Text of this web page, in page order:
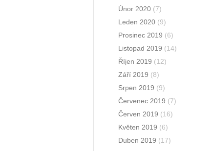
Únor 2020 (7)
Leden 2020 (9)
Prosinec 2019 (6)
Listopad 2019 (14)
Říjen 2019 (12)
Září 2019 (8)
Srpen 2019 (9)
Červenec 2019 (7)
Červen 2019 (16)
Květen 2019 (6)
Duben 2019 (17)